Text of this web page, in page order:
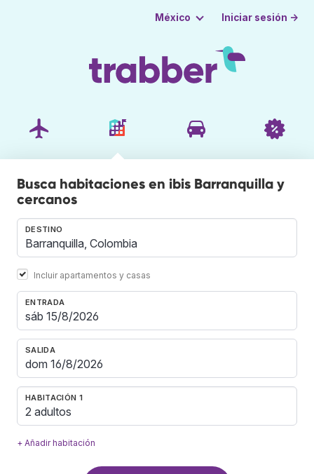
México Iniciar sesión →
Busca habitaciones en ibis Barranquilla y
cercanos
DESTINO
Incluir apartamentos y casas
ENTRADA
SALIDA
HABITACIÓN 1
2 adultos
+ Añadir habitación